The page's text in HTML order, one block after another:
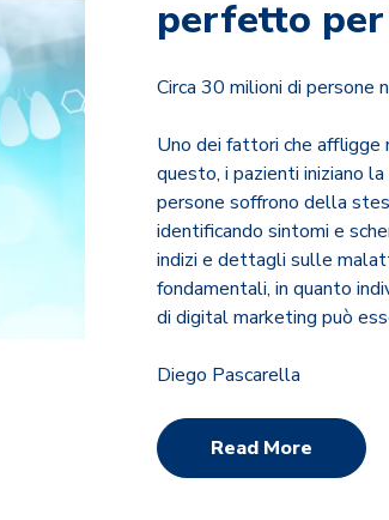
perfetto
Circa 30 milioni di
Uno dei fattori che affligge
questo, i pazienti iniziano
persone soffrono della
identificando sintomi e
indizi e dettagli sulle
fondamentali, in quanto
di digital marketing può
Diego Pascarella
Read More